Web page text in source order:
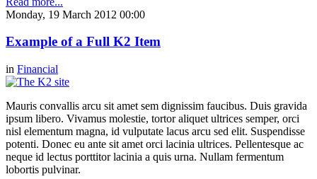
Monday, 19 March 2012 00:00
Example of a Full K2 Item
in Financial
Mauris convallis arcu sit amet sem dignissim faucibus. Duis gravida
ipsum libero. Vivamus molestie, tortor aliquet ultrices semper, orci
nisl elementum magna, id vulputate lacus arcu sed elit. Suspendisse
potenti. Donec eu ante sit amet orci lacinia ultrices. Pellentesque ac
neque id lectus porttitor lacinia a quis urna. Nullam fermentum
lobortis pulvinar.